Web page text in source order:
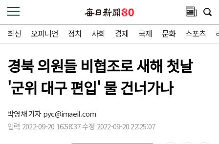
최신 오피니언 정치 사회 경제 국제 문화 스포츠
경북 의원들 비협조로 새해 첫날
'군위 대구 편입' 물 건너가나
박영채 기자pyc@imaeil.com
입력 2022-09-20 16:58:37 수정 2022-09-20 22:25:07